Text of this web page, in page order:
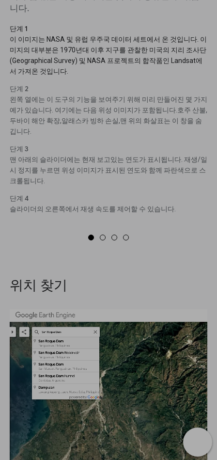
니다.
단계 1
이 이미지는 NASA 및 유럽 우주국 데이터 세트에서 온 것입니다. 이
미지의 대부분은 1970년대 이후 지구를 관찰한 미국의 지리 조사단
(Geographical Survey) 및 NASA 프로젝트의 합작품인 Landsat에
서 가져온 것입니다.
단계 2
왼쪽 열에는 이 도구의 기능을 보여주기 위해 미리 만들어진 몇 가지
예가 있습니다. 여기에는 다음 위성 이미지가 포함됩니다.호주 산불,
두바이 해안 확장,알래스카 빙하 손실,맨 위의 화살표는 이 창을 숨
깁니다.
단계 3
맨 아래의 슬라이더에는 현재 보고있는 연도가 표시됩니다. 재생/일
시 정지를 누르면 위성 이미지가 표시된 연도와 함께 파란색으로 스
크롤됩니다.
단계 4
슬라이더의 오른쪽에서 재생 속도를 제어할 수 있습니다.
위치 찾기